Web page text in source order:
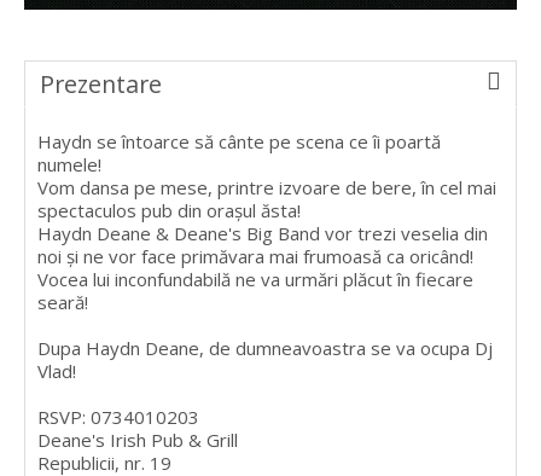
Prezentare
Haydn se întoarce să cânte pe scena ce îi poartă
numele!
Vom dansa pe mese, printre izvoare de bere, în cel mai
spectaculos pub din orașul ăsta!
Haydn Deane & Deane's Big Band vor trezi veselia din
noi și ne vor face primăvara mai frumoasă ca oricând!
Vocea lui inconfundabilă ne va urmări plăcut în fiecare
seară!
Dupa Haydn Deane, de dumneavoastra se va ocupa Dj
Vlad!
RSVP: 0734010203
Deane's Irish Pub & Grill
Republicii, nr. 19